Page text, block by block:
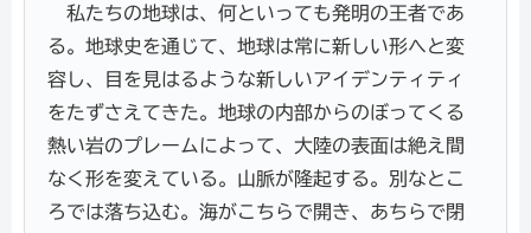
私たちの地球は、何といっても発明の王者であ
る。地球史を通じて、地球は常に新しい形へと変
容し、目を見はるような新しいアイデンティティ
をたずさえてきた。地球の内部からのぼってくる
熱い岩のプレームによって、大陸の表面は絶え間
なく形を変えている。山脈が隆起する。別なとこ
ろでは落ち込む。海がこちらで開き、あちらで閉